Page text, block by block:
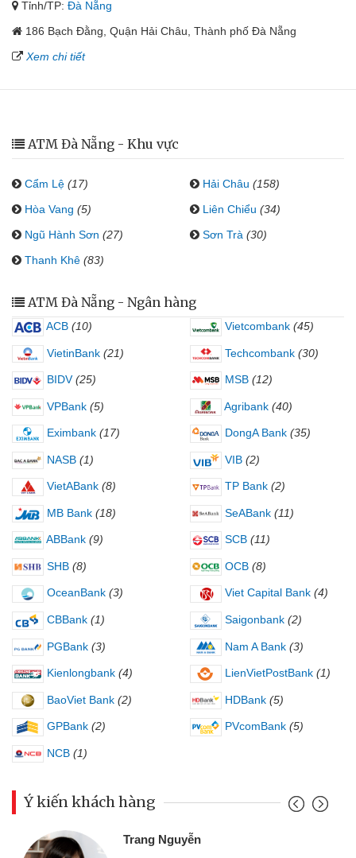
Tỉnh/TP: Đà Nẵng
186 Bạch Đằng, Quận Hải Châu, Thành phố Đà Nẵng
Xem chi tiết
ATM Đà Nẵng - Khu vực
Cẩm Lệ (17) Hải Châu (158)
Hòa Vang (5) Liên Chiểu (34)
Ngũ Hành Sơn (27) Sơn Trà (30)
Thanh Khê (83)
ATM Đà Nẵng - Ngân hàng
ACB (10) Vietcombank (45)
VietinBank (21) Techcombank (30)
BIDV (25) MSB (12)
VPBank (5) Agribank (40)
Eximbank (17) DongA Bank (35)
NASB (1) VIB (2)
VietABank (8) TP Bank (2)
MB Bank (18) SeABank (11)
ABBank (9) SCB (11)
SHB (8) OCB (8)
OceanBank (3) Viet Capital Bank (4)
CBBank (1) Saigonbank (2)
PGBank (3) Nam A Bank (3)
Kienlongbank (4) LienVietPostBank (1)
BaoViet Bank (2) HDBank (5)
GPBank (2) PVcomBank (5)
NCB (1)
Ý kiến khách hàng
Trang Nguyễn